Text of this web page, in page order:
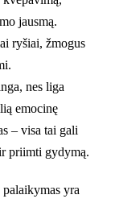
jausmą.
ryšiai, žmogus
nes liga
emocinę
– visa tai gali
priimti gydymą.
yra